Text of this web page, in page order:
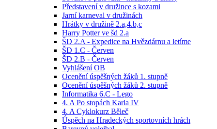
Představení v družince s kozami
Jarní karneval v družinách
Hrátky v družině 2.a,4.b,c
Harry Potter ve šd 2.a
ŠD 2.A - Expedice na Hvězdárnu a letíme
ŠD 1.C - Červen
ŠD 2.B - Červen
Vyhlášení OB
Ocenění úspěšných žáků 1. stupně
Ocenění úspěšných žáků 2. stupně
Informatika 6.C - Lego
4. A Po stopách Karla IV
4. A Cyklokurz Běleč
Úspěch na Hradeckých sportovních hrách